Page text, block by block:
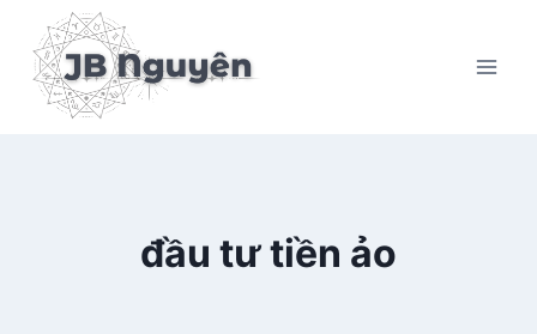
content
đầu tư tiền ảo